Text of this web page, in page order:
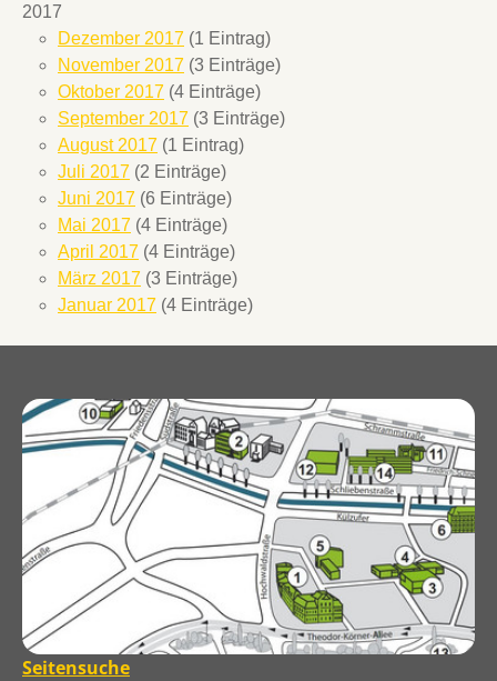
2017
Dezember 2017 (1 Eintrag)
November 2017 (3 Einträge)
Oktober 2017 (4 Einträge)
September 2017 (3 Einträge)
August 2017 (1 Eintrag)
Juli 2017 (2 Einträge)
Juni 2017 (6 Einträge)
Mai 2017 (4 Einträge)
April 2017 (4 Einträge)
März 2017 (3 Einträge)
Januar 2017 (4 Einträge)
Seitensuche